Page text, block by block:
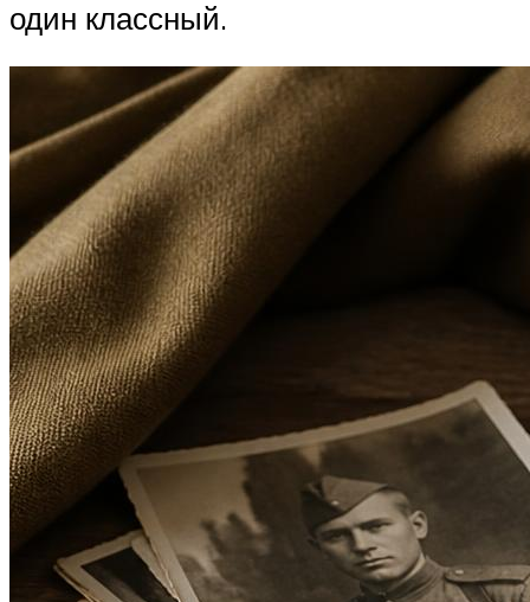
один классный.